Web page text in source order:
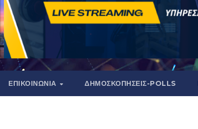
ΕΠΙΚΟΙΝΩΝΙΑ ΔΗΜΟΣΚΟΠΉΣΕΙΣ-POLLS